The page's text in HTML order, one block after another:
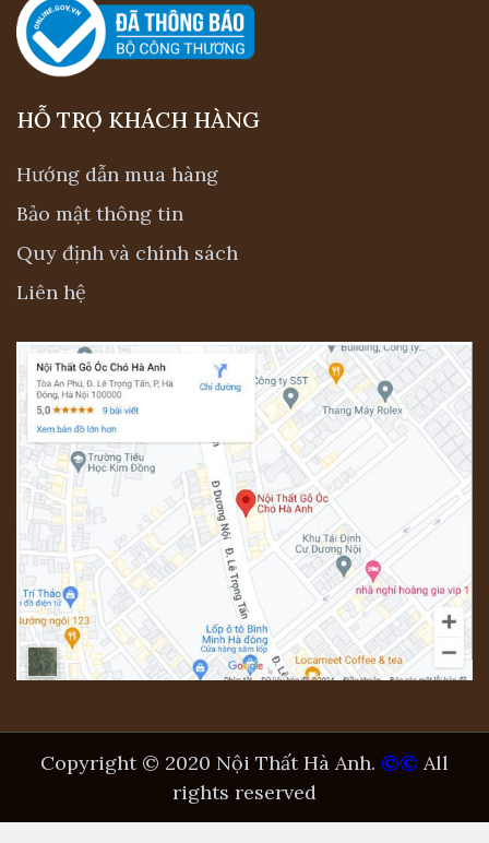
HỖ TRỢ KHÁCH HÀNG
Hướng dẫn mua hàng
Bảo mật thông tin
Quy định và chính sách
Liên hệ
Copyright © 2020 Nội Thất Hà Anh. ©© All
rights reserved